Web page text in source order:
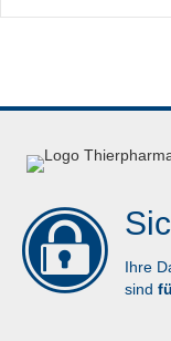
Ihre
sind